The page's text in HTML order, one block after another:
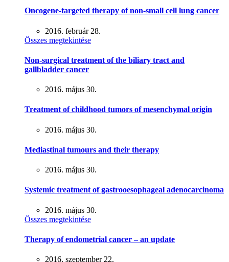
Oncogene-targeted therapy of non-small cell lung cancer
2016. február 28.
Összes megtekintése
Non-surgical treatment of the biliary tract and
gallbladder cancer
2016. május 30.
Treatment of childhood tumors of mesenchymal origin
2016. május 30.
Mediastinal tumours and their therapy
2016. május 30.
Systemic treatment of gastrooesophageal adenocarcinoma
2016. május 30.
Összes megtekintése
Therapy of endometrial cancer – an update
2016. szeptember 22.